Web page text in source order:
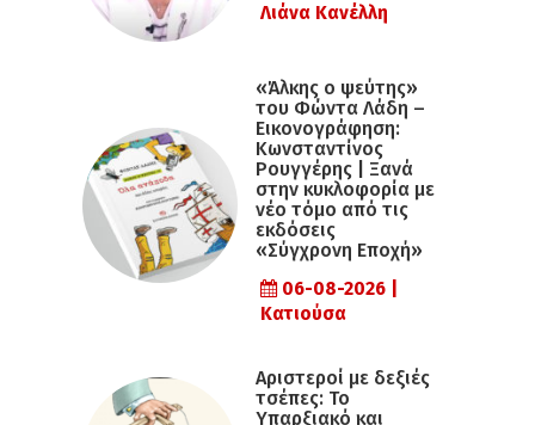
Λιάνα Κανέλλη
«Άλκης ο ψεύτης»
του Φώντα Λάδη –
Εικονογράφηση:
Κωνσταντίνος
Ρουγγέρης | Ξανά
στην κυκλοφορία με
νέο τόμο από τις
εκδόσεις
«Σύγχρονη Εποχή»
06-08-2026 |
Κατιούσα
Αριστεροί με δεξιές
τσέπες: Το
Υπαρξιακό και